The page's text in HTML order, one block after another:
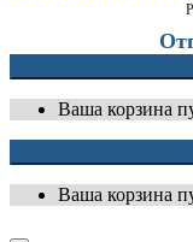
Ваша корзина
Ваша корзина